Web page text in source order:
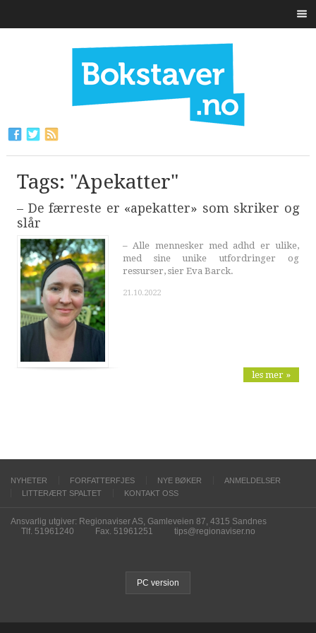
Tags: "Apekatter"
– De færreste er «apekatter» som skriker og
slår
– Alle mennesker med adhd er ulike,
med sine unike utfordringer og
ressurser, sier Eva Barck.
21.10.2022
les mer »
NYHETER FORFATTERFJES NYE BØKER
ANMELDELSER
LITTERÆRT SPALTET
KONTAKT OSS
Ansvarlig utgiver: Regionaviser AS, Gamleveien 87, 4315 Sandnes
Tlf. 51961240
Fax. 51961251 tips@regionaviser.no
PC version